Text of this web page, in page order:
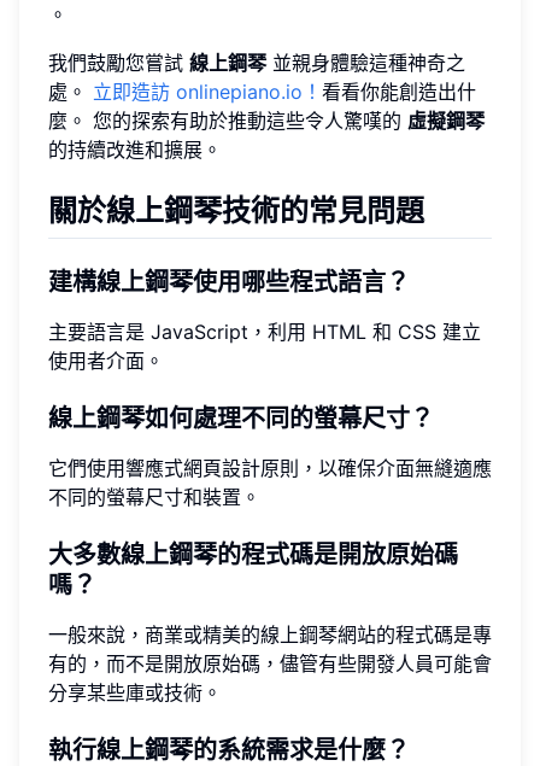
。
我們鼓勵您嘗試 線上鋼琴並親身體驗這種神奇之
處。 立即造訪 onlinepiano.io！ 看看你能創造出什
麼。 您的探索有助於推動這些令人驚嘆的 虛擬鋼琴
的持續改進和擴展。
關於線上鋼琴技術的常見問題
建構線上鋼琴使用哪些程式語言？
主要語言是 JavaScript，利用 HTML 和 CSS 建立
使用者介面。
線上鋼琴如何處理不同的螢幕尺寸？
它們使用響應式網頁設計原則，以確保介面無縫適應
不同的螢幕尺寸和裝置。
大多數線上鋼琴的程式碼是開放原始碼
嗎？
一般來說，商業或精美的線上鋼琴網站的程式碼是專
有的，而不是開放原始碼，儘管有些開發人員可能會
分享某些庫或技術。
執行線上鋼琴的系統需求是什麼？